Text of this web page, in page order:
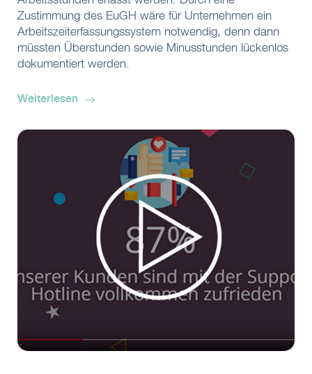
Zustimmung des EuGH wäre für Unternehmen ein
Arbeitszeiterfassungssystem notwendig, denn dann
müssten Überstunden sowie Minusstunden lückenlos
dokumentiert werden.
Weiterlesen